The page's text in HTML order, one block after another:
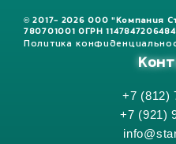
© 2017- 2026 ООО "Компания
780701001 ОГРН 1147847206484
Политика
+7 (812)
+7 (921)